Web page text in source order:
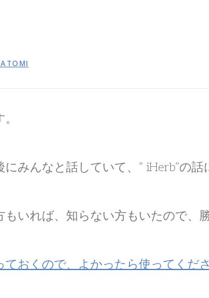
みんなと話していて、” iHerb”の
いれば、知らない方もいたので、
おくので、よかったら使ってくださ